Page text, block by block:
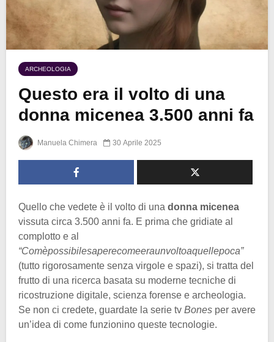
ARCHEOLOGIA
Questo era il volto di una
donna micenea 3.500 anni fa
Manuela Chimera 30 Aprile 2025
Quello che vedete è il volto di una donna micenea
vissuta circa 3.500 anni fa. E prima che gridiate al
complotto e al
“Comèpossibilesaperecomeeraunvoltoaquellepoca”
(tutto rigorosamente senza virgole e spazi), si tratta del
frutto di una ricerca basata su moderne tecniche di
ricostruzione digitale, scienza forense e archeologia.
Se non ci credete, guardate la serie tv Bones per avere
un’idea di come funzionino queste tecnologie.